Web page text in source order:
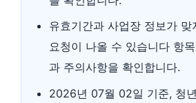
유효기간과 사업장 정보가
요청이 나올 수 있습니다 항
과 주의사항을 확인합니다.
2026년 07월 02일 기준, 청